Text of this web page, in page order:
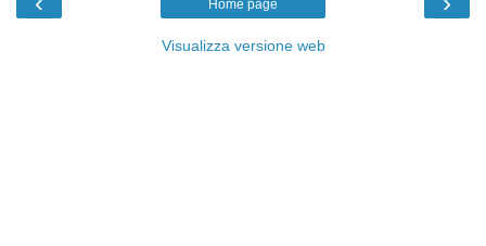
Home page
Visualizza versione web